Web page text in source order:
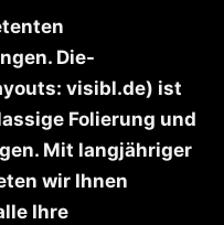
Die-
visibl.de) ist
Folierung und
Mit langjähriger
wir Ihnen
Ihre